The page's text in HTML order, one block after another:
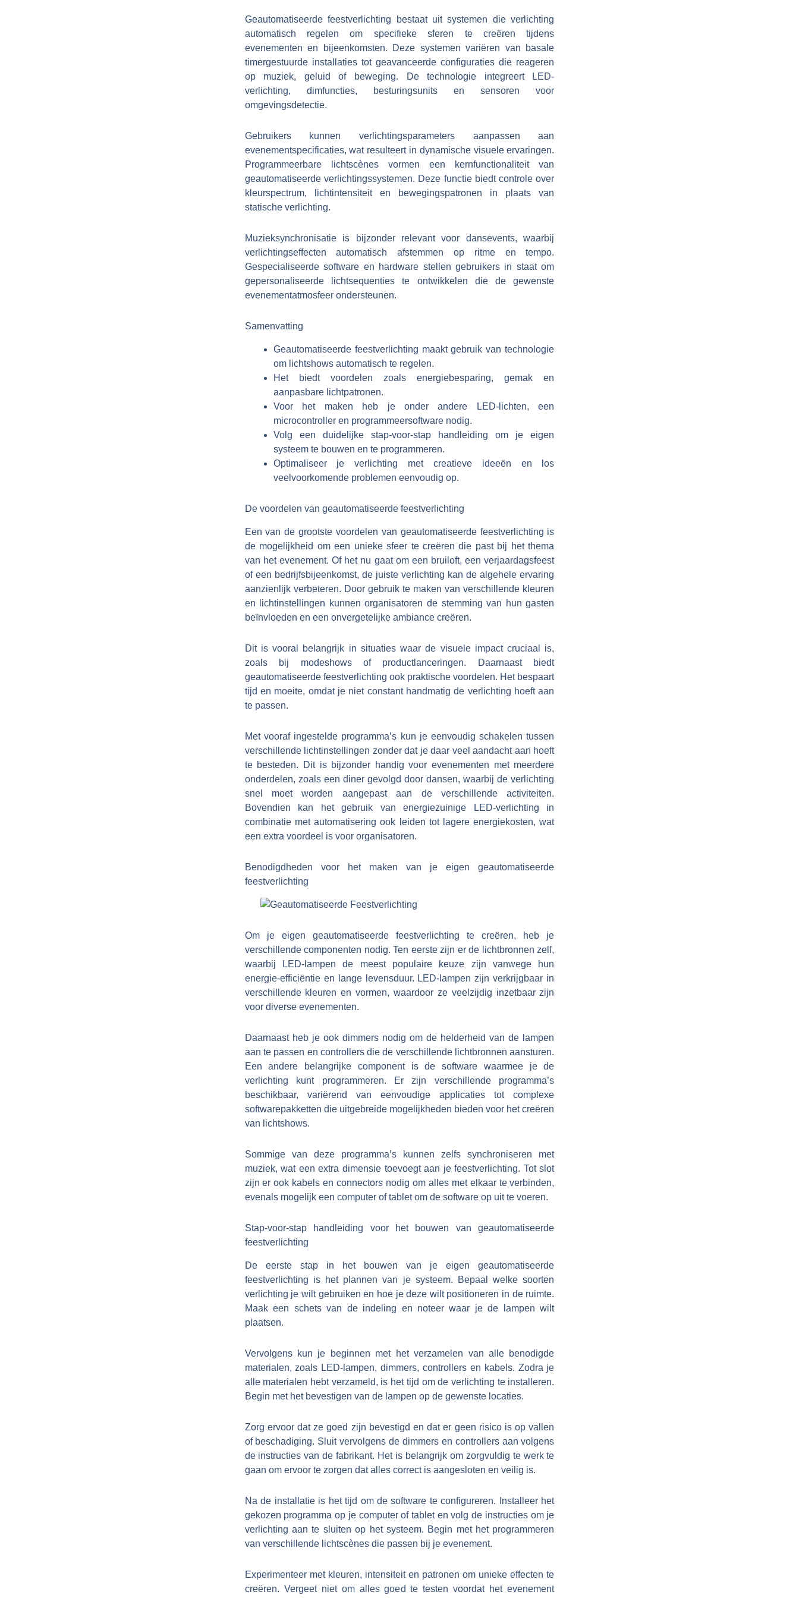
Geautomatiseerde feestverlichting bestaat uit systemen die verlichting
automatisch regelen om specifieke sferen te creëren tijdens
evenementen en bijeenkomsten. Deze systemen variëren van basale
timergestuurde installaties tot geavanceerde configuraties die reageren
op muziek, geluid of beweging. De technologie integreert LED-
verlichting, dimfuncties, besturingsunits en sensoren voor
omgevingsdetectie.
Gebruikers kunnen verlichtingsparameters aanpassen aan
evenementspecificaties, wat resulteert in dynamische visuele ervaringen.
Programmeerbare lichtscènes vormen een kernfunctionaliteit van
geautomatiseerde verlichtingssystemen. Deze functie biedt controle over
kleurspectrum, lichtintensiteit en bewegingspatronen in plaats van
statische verlichting.
Muzieksynchronisatie is bijzonder relevant voor dansevents, waarbij
verlichtingseffecten automatisch afstemmen op ritme en tempo.
Gespecialiseerde software en hardware stellen gebruikers in staat om
gepersonaliseerde lichtsequenties te ontwikkelen die de gewenste
evenementatmosfeer ondersteunen.
Samenvatting
Geautomatiseerde feestverlichting maakt gebruik van technologie
om lichtshows automatisch te regelen.
Het biedt voordelen zoals energiebesparing, gemak en
aanpasbare lichtpatronen.
Voor het maken heb je onder andere LED-lichten, een
microcontroller en programmeersoftware nodig.
Volg een duidelijke stap-voor-stap handleiding om je eigen
systeem te bouwen en te programmeren.
Optimaliseer je verlichting met creatieve ideeën en los
veelvoorkomende problemen eenvoudig op.
De voordelen van geautomatiseerde feestverlichting
Een van de grootste voordelen van geautomatiseerde feestverlichting is
de mogelijkheid om een unieke sfeer te creëren die past bij het thema
van het evenement. Of het nu gaat om een bruiloft, een verjaardagsfeest
of een bedrijfsbijeenkomst, de juiste verlichting kan de algehele ervaring
aanzienlijk verbeteren. Door gebruik te maken van verschillende kleuren
en lichtinstellingen kunnen organisatoren de stemming van hun gasten
beïnvloeden en een onvergetelijke ambiance creëren.
Dit is vooral belangrijk in situaties waar de visuele impact cruciaal is,
zoals bij modeshows of productlanceringen. Daarnaast biedt
geautomatiseerde feestverlichting ook praktische voordelen. Het bespaart
tijd en moeite, omdat je niet constant handmatig de verlichting hoeft aan
te passen.
Met vooraf ingestelde programma’s kun je eenvoudig schakelen tussen
verschillende lichtinstellingen zonder dat je daar veel aandacht aan hoeft
te besteden. Dit is bijzonder handig voor evenementen met meerdere
onderdelen, zoals een diner gevolgd door dansen, waarbij de verlichting
snel moet worden aangepast aan de verschillende activiteiten.
Bovendien kan het gebruik van energiezuinige LED-verlichting in
combinatie met automatisering ook leiden tot lagere energiekosten, wat
een extra voordeel is voor organisatoren.
Benodigdheden voor het maken van je eigen geautomatiseerde
feestverlichting
Om je eigen geautomatiseerde feestverlichting te creëren, heb je
verschillende componenten nodig. Ten eerste zijn er de lichtbronnen zelf,
waarbij LED-lampen de meest populaire keuze zijn vanwege hun
energie-efficiëntie en lange levensduur. LED-lampen zijn verkrijgbaar in
verschillende kleuren en vormen, waardoor ze veelzijdig inzetbaar zijn
voor diverse evenementen.
Daarnaast heb je ook dimmers nodig om de helderheid van de lampen
aan te passen en controllers die de verschillende lichtbronnen aansturen.
Een andere belangrijke component is de software waarmee je de
verlichting kunt programmeren. Er zijn verschillende programma’s
beschikbaar, variërend van eenvoudige applicaties tot complexe
softwarepakketten die uitgebreide mogelijkheden bieden voor het creëren
van lichtshows.
Sommige van deze programma’s kunnen zelfs synchroniseren met
muziek, wat een extra dimensie toevoegt aan je feestverlichting. Tot slot
zijn er ook kabels en connectors nodig om alles met elkaar te verbinden,
evenals mogelijk een computer of tablet om de software op uit te voeren.
Stap-voor-stap handleiding voor het bouwen van geautomatiseerde
feestverlichting
De eerste stap in het bouwen van je eigen geautomatiseerde
feestverlichting is het plannen van je systeem. Bepaal welke soorten
verlichting je wilt gebruiken en hoe je deze wilt positioneren in de ruimte.
Maak een schets van de indeling en noteer waar je de lampen wilt
plaatsen.
Vervolgens kun je beginnen met het verzamelen van alle benodigde
materialen, zoals LED-lampen, dimmers, controllers en kabels. Zodra je
alle materialen hebt verzameld, is het tijd om de verlichting te installeren.
Begin met het bevestigen van de lampen op de gewenste locaties.
Zorg ervoor dat ze goed zijn bevestigd en dat er geen risico is op vallen
of beschadiging. Sluit vervolgens de dimmers en controllers aan volgens
de instructies van de fabrikant. Het is belangrijk om zorgvuldig te werk te
gaan om ervoor te zorgen dat alles correct is aangesloten en veilig is.
Na de installatie is het tijd om de software te configureren. Installeer het
gekozen programma op je computer of tablet en volg de instructies om je
verlichting aan te sluiten op het systeem. Begin met het programmeren
van verschillende lichtscènes die passen bij je evenement.
Experimenteer met kleuren, intensiteit en patronen om unieke effecten te
creëren. Vergeet niet om alles goed te testen voordat het evenement